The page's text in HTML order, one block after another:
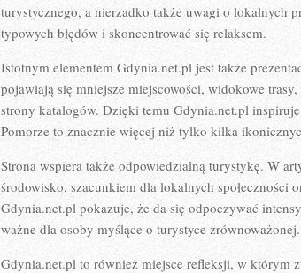
turystycznego, a nierzadko także uwagi o lokalnych
typowych błędów i skoncentrować się relaksem.
Istotnym elementem Gdynia.net.pl jest także
pojawiają się mniejsze miejscowości, widokowe
strony katalogów. Dzięki temu Gdynia.net.pl
Pomorze to znacznie więcej niż tylko kilka
Strona wspiera także odpowiedzialną turystykę. W
środowisko, szacunkiem dla lokalnych społeczności
Gdynia.net.pl pokazuje, że da się odpoczywać
ważne dla osoby myślące o turystyce zrównoważonej.
Gdynia.net.pl to również miejsce refleksji, w którym